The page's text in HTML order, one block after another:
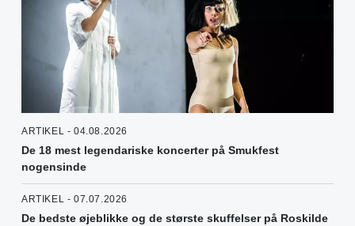
ARTIKEL - 04.08.2026
De 18 mest legendariske koncerter på Smukfest
nogensinde
ARTIKEL - 07.07.2026
De bedste øjeblikke og de største skuffelser på Roskilde